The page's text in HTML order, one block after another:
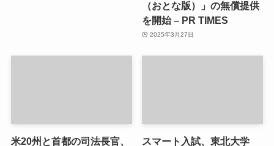
（おとな版）」の無償提供
を開始 – PR TIMES
2025年3月27日
米20州と首都の司法長官、
スマート入試、東北大学